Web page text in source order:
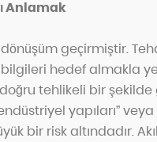
Anlamak
geçirmiştir.
hedef almakla
tehlikeli bir
yapıları”
bir risk altındadır.